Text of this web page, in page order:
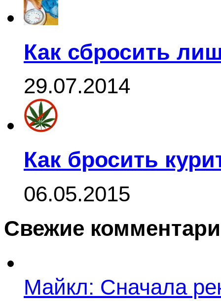
Как сбросить
29.07.2014
Как бросить
06.05.2015
Свежие
Майкл: Сначала